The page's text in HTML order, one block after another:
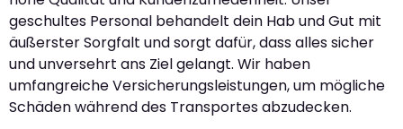
geschultes Personal behandelt dein Hab und Gut mit
äußerster Sorgfalt und sorgt dafür, dass alles sicher
und unversehrt ans Ziel gelangt. Wir haben
umfangreiche Versicherungsleistungen, um mögliche
Schäden während des Transportes abzudecken.